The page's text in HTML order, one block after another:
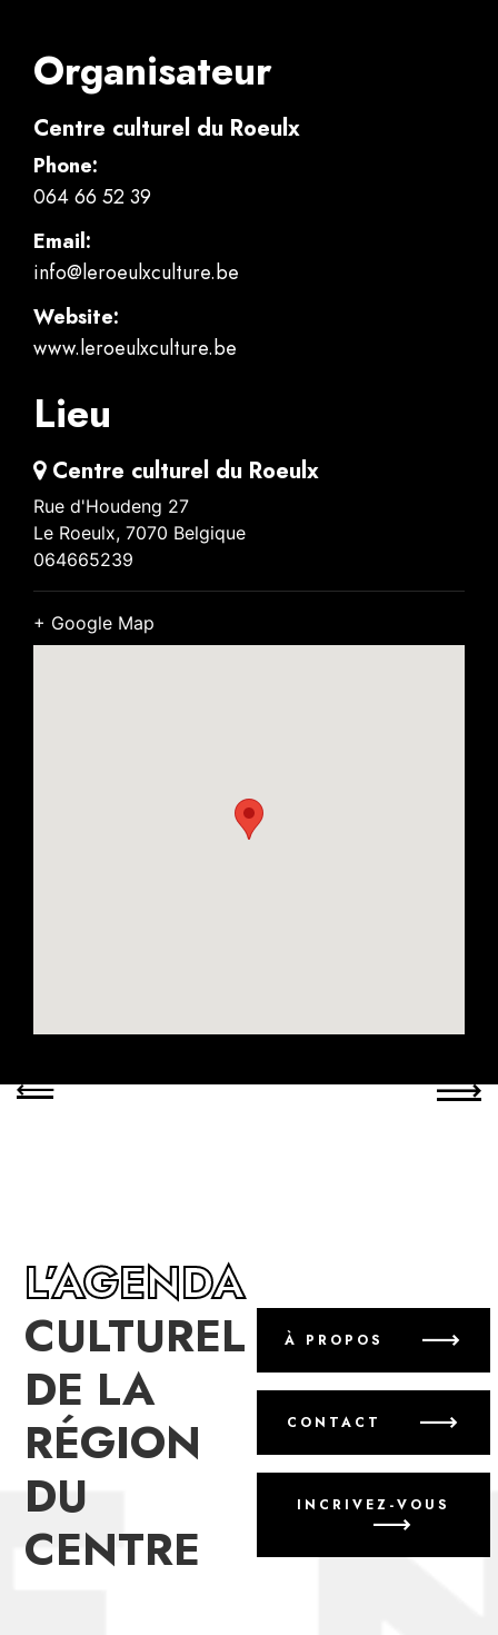
Organisateur
Centre culturel du Roeulx
Phone:
064 66 52 39
Email:
info@leroeulxculture.be
Website:
www.leroeulxculture.be
Lieu
Centre culturel du Roeulx
Rue d'Houdeng 27
Le Roeulx, 7070 Belgique
064665239
+ Google Map
L’AGENDA
CULTUREL
DE LA
RÉGION
DU
CENTRE
À PROPOS
CONTACT
INCRIVEZ-VOUS